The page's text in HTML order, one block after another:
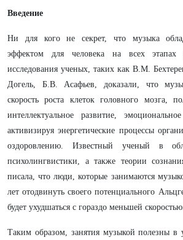
Введение
Ни для кого не секрет, что музыка
эффектом для человека на всех
исследования ученых, таких как В.М.
Догель, Б.В. Асафьев, доказали, что
скорость роста клеток головного мозга,
интеллектуальное развитие,
активизируя энергетические процессы
оздоровлению. Известный ученый в
психолингвистики, а также теории
писала, что люди, которые занимаются
лет отодвинуть своего потенциального
будет ухудшаться с гораздо меньшей
Таким образом, занятия музыкой полезны в